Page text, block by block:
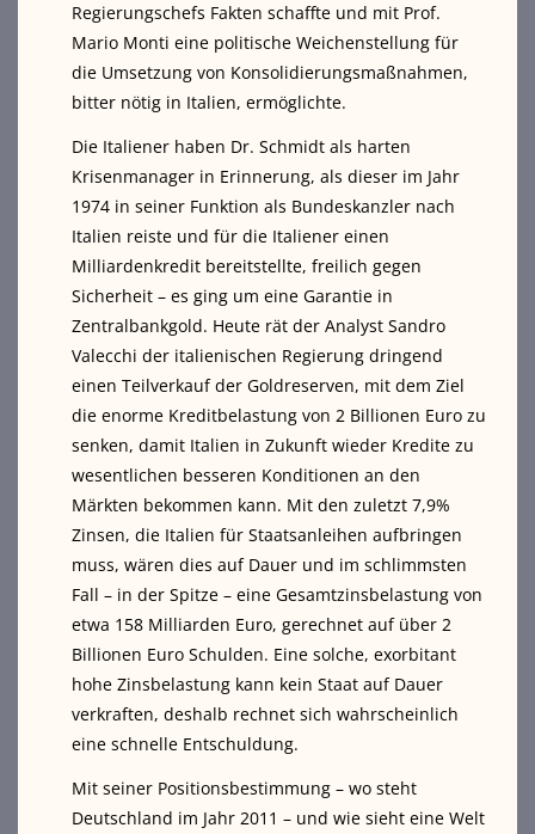
Regierungschefs Fakten schaffte und mit Prof.
Mario Monti eine politische Weichenstellung für
die Umsetzung von Konsolidierungsmaßnahmen,
bitter nötig in Italien, ermöglichte.
Die Italiener haben Dr. Schmidt als harten
Krisenmanager in Erinnerung, als dieser im Jahr
1974 in seiner Funktion als Bundeskanzler nach
Italien reiste und für die Italiener einen
Milliardenkredit bereitstellte, freilich gegen
Sicherheit – es ging um eine Garantie in
Zentralbankgold. Heute rät der Analyst Sandro
Valecchi der italienischen Regierung dringend
einen Teilverkauf der Goldreserven, mit dem Ziel
die enorme Kreditbelastung von 2 Billionen Euro zu
senken, damit Italien in Zukunft wieder Kredite zu
wesentlichen besseren Konditionen an den
Märkten bekommen kann. Mit den zuletzt 7,9%
Zinsen, die Italien für Staatsanleihen aufbringen
muss, wären dies auf Dauer und im schlimmsten
Fall – in der Spitze – eine Gesamtzinsbelastung von
etwa 158 Milliarden Euro, gerechnet auf über 2
Billionen Euro Schulden. Eine solche, exorbitant
hohe Zinsbelastung kann kein Staat auf Dauer
verkraften, deshalb rechnet sich wahrscheinlich
eine schnelle Entschuldung.
Mit seiner Positionsbestimmung – wo steht
Deutschland im Jahr 2011 – und wie sieht eine Welt